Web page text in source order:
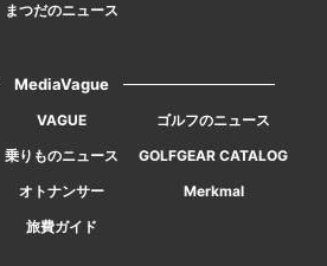
まつだのニュース
MediaVague
VAGUE
ゴルフのニュース
乗りものニュース
GOLFGEAR CATALOG
オトナンサー
Merkmal
旅費ガイド